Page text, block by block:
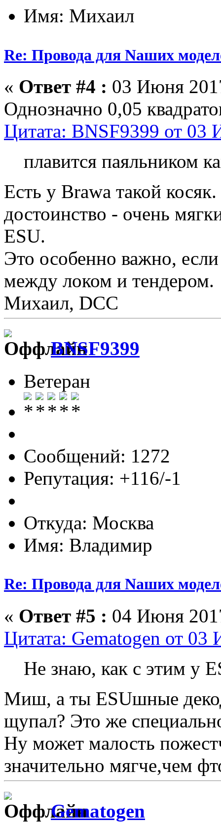
Имя: Михаил
Re: Провода для Nаших
« Ответ #4 : 03 Июня
Однозначно 0,05
Цитата: BNSF9399 от 03
плавится паяльником
Есть у Brawa такой
достоинство - очень
ESU.
Это особенно важно,
между локом и тендером.
Михаил, DCC
BNSF9399
Ветеран
Сообщений: 1272
Репутация: +116/-1
Откуда: Москва
Имя: Владимир
Re: Провода для Nаших
« Ответ #5 : 04 Июня
Цитата: Gematogen от
Не знаю, как с этим у
Миш, а ты ESUшные
щупал? Это же
Ну может малость
значительно мягче,чем
Gematogen